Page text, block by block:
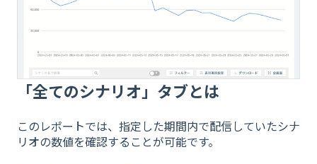
「全てのシナリオ」タブとは
このレポートでは、指定した期間内で配信していたシナ
リオの数値を確認することが可能です。